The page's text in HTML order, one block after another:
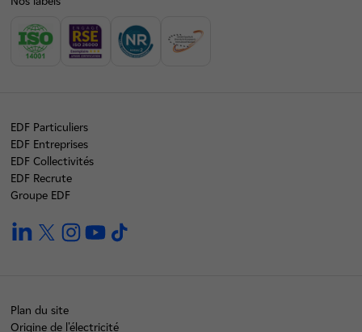
EDF Particuliers
EDF Entreprises
EDF Collectivités
EDF Recrute
Groupe EDF
linkedintwitterinstagramyoutube
Plan du site
Origine de l'électricité